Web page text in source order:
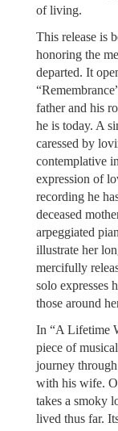
of living.
This release is
honoring the
departed. It
father and his
he is today. A
caressed by
contemplative
expression of
recording he
deceased
arpeggiated
illustrate her
mercifully
solo expresses
those around
In “A Lifetime
piece of
journey
with his wife.
takes a smoky
lived thus far.